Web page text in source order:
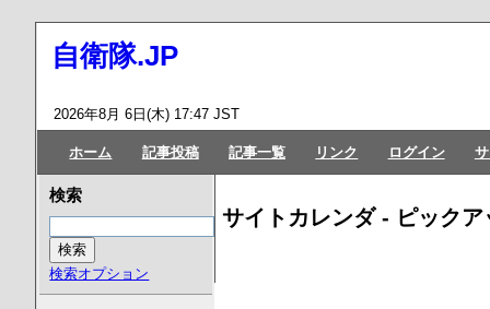
自衛隊.JP
2026年8月 6日(木) 17:47 JST
ホーム 記事投稿 記事一覧 リンク ログイン
サイトカレンダ - ピックア
検索
検索オプション